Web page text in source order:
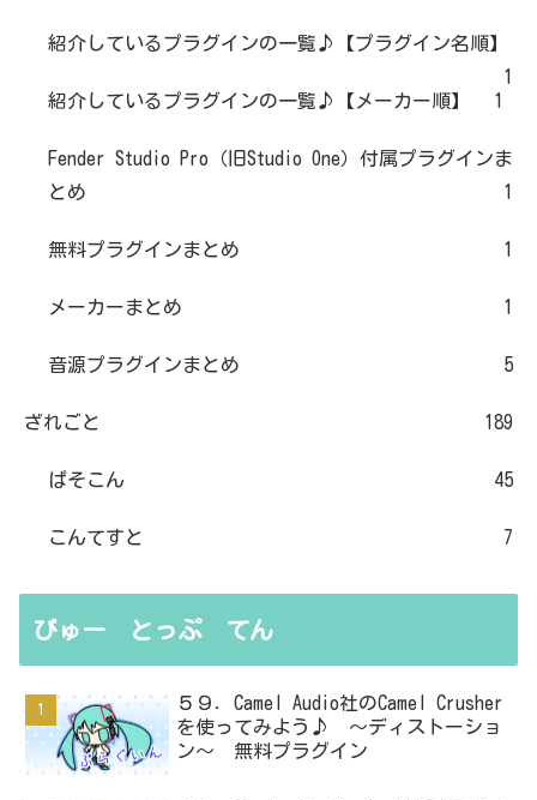
紹介しているプラグインの一覧♪【プラグイン名順】
1
紹介しているプラグインの一覧♪【メーカー順】
1
Fender Studio Pro（旧Studio One）付属プラグインま
とめ
1
無料プラグインまとめ 1
メーカーまとめ 1
音源プラグインまとめ 5
ざれごと 189
ぱそこん 45
こんてすと 7
びゅー とっぷ てん
５９．Camel Audio社のCamel Crusher
を使ってみよう♪ ～ディストーショ
ン～ 無料プラグイン